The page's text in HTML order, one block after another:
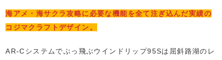
海アメ・海サクラ攻略に必要な機能を全て注ぎ込んだ実績の
コジマクラフトデザイン。
AR-Cシステムでぶっ飛ぶウインドリップ95Sは屈斜路湖のレ